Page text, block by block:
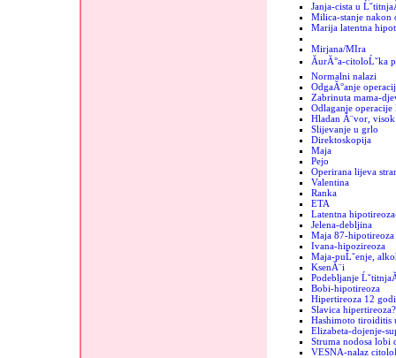
Janja-cista u
Milica-stanje nakon
Marija latentna
Mirjana/MIra
ĂurĂ°a-citoloĹˇka
Normalni nalazi
OdgaĂ°anje
Zabrinuta mama-
Odlaganje
Hladan Ă¨vor,
Slijevanje u grlo
Direktoskopija
Maja
Pejo
Operirana lijeva
Valentina
Ranka
ETA
Latentna
Jelena-debljina
Maja 87-hipotireoza
Ivana-hipozireoza
Maja-puĹˇenje,
KsenĂ¨i
Podebljanje
Bobi-hipotireoza
Hipertireoza 12
Slavica hipertireoza?
Hashimoto tiroiditis
Elizabeta-dojenje-
Struma nodosa lobi
VESNA-nalaz